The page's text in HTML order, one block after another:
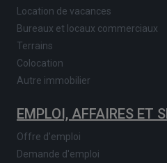
Location de vacances
Bureaux et locaux commerciaux
Terrains
Colocation
Autre immobilier
EMPLOI, AFFAIRES ET
Offre d'emploi
Demande d'emploi